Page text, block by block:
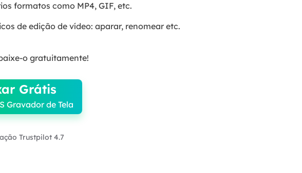
formatos como MP4, GIF, etc.
de edição de vídeo: aparar, renomear etc.
o gratuitamente!
Grátis
Gravador de Tela
Trustpilot 4.7